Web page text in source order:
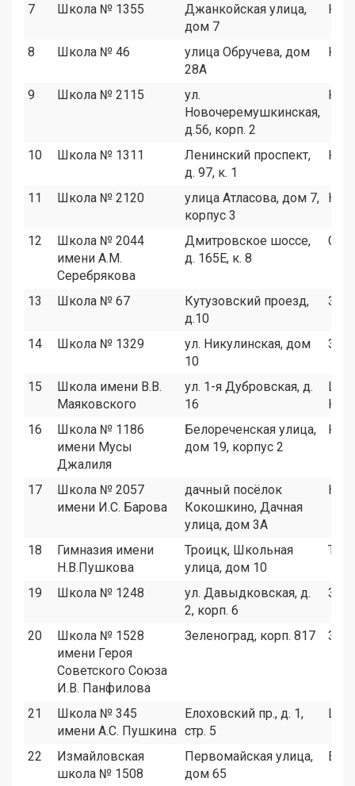
7 Школа № 1355
Джанкойская улица,
дом 7
8 Школа № 46
улица Обручева, дом
28А
9 Школа № 2115
ул.
Новочеремушкинская,
д.56, корп. 2
10 Школа № 1311
Ленинский проспект,
д. 97, к. 1
11 Школа № 2120
улица Атласова, дом 7,
корпус 3
НАО
12
Школа № 2044
имени А.М.
Серебрякова
Дмитровское шоссе,
д. 165Е, к. 8
13 Школа № 67
Кутузовский проезд,
д.10
ЗАО
14 Школа № 1329
ул. Никулинская, дом
10
ЗАО
15
Школа имени В.В.
Маяковского
ул. 1-я Дубровская, д.
16
ЦАО
16
Школа № 1186
имени Мусы
Джалиля
Белореченская улица,
дом 19, корпус 2
17
Школа № 2057
имени И.С. Барова
дачный посёлок
Кокошкино, Дачная
улица, дом 3А
НАО
18
Гимназия имени
Н.В.Пушкова
Троицк, Школьная
улица, дом 10
ТАО
19 Школа № 1248
ул. Давыдковская, д.
2, корп. 6
ЗАО
20
Школа № 1528
имени Героя
Советского Союза
И.В. Панфилова
Зеленоград, корп. 817
21
Школа № 345
имени А.С. Пушкина
Елоховский пр., д. 1,
стр. 5
ЦАО
22
Измайловская
школа № 1508
Первомайская улица,
дом 65
ВАО